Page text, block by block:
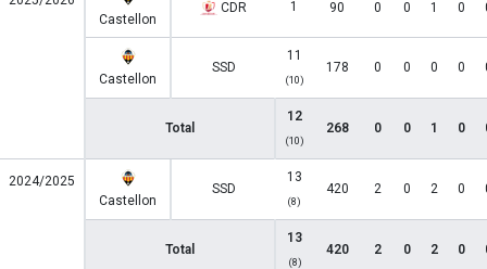
Castellon
CDR 1 90 0 0 1 0
Castellon
SSD
11
(10)
178 0 0 0 0
Total
12
(10)
268 0 0 1 0
2024/2025
Castellon
SSD
13
(8)
420 2 0 2 0
Total
13
(8)
420 2 0 2 0